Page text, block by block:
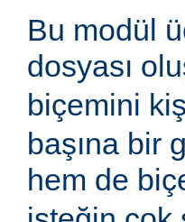
Bu modül
dosyası
biçemini
başına bir
hem de